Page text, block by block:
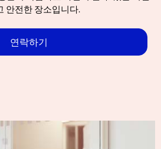
안전한 장소입니다.
연락하기